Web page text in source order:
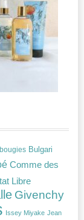
bougies Bulgari
Comme des
Libre
Givenchy
Issey Miyake Jean